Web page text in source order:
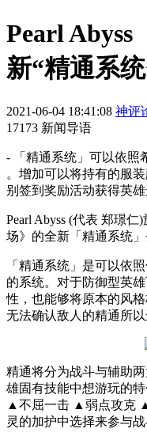
Pearl Abyss
新“精通系
2021-06-04 18:41:08 神评
17173 新闻导语
- 「精通系统」可以依照
。增加可以将持有的服
别签到奖励活动获得英
Pearl Abyss (代表 郑璟仁
场》 的全新「精通系统 」
「精通系统」是可以依
的系统。对于防御型英
性，也能够将原本的风
无法确认敌人的精通所
精通将分为战斗与辅助
雄固有技能中想游玩的
▲不屈一击 ▲弱点攻克
灵的加护中选择来参与战